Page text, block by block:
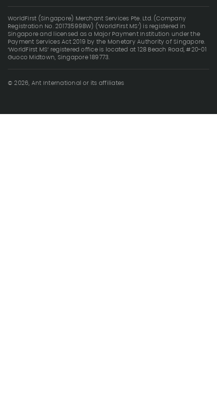
WorldFirst (Singapore) Merchant Services Pte. Ltd. (Company
Registration No. 201735998W) (‘WorldFirst MS’) is registered in
Singapore and licensed as a Major Payment Institution under the
Payment Services Act 2019 by the Monetary Authority of Singapore.
‘WorldFirst MS’ registered office is located at 128 Beach Road, #20-01
Guoco Midtown, Singapore 189773.
© 2026, Ant International or its affiliates